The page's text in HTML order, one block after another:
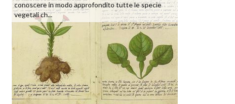
conoscere in modo approfondito tutte le specie
vegetali ch...